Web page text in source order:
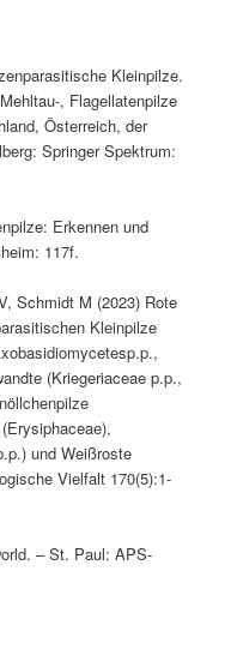
Kleinpilze.
, Flagellatenpilze
Österreich, der
Springer Spektrum:
Erkennen und
117f.
Schmidt M (2023) Rote
Kleinpilze
(Kriegeriaceae p.p.,
und Weißroste
Vielfalt 170(5):1-
– St. Paul: APS-